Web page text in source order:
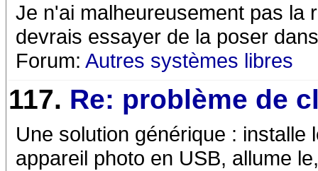
Je n'ai malheureusement pas la
devrais essayer de la poser
Forum: Autres systèmes libres
117. Re: problème de
Une solution générique :
appareil photo en USB, allume